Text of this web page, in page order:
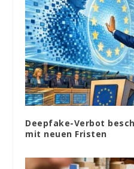
Deepfake-Verbot
mit neuen Fristen